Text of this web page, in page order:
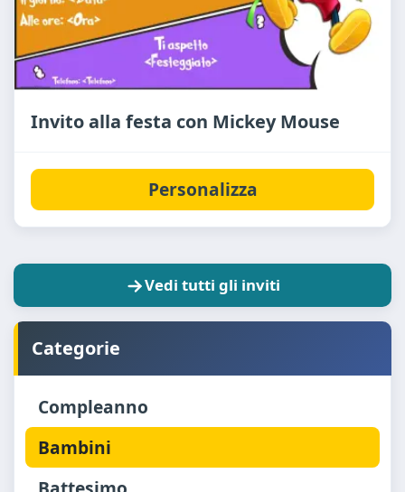
Invito alla festa con Mickey Mouse
Personalizza
Vedi tutti gli inviti
Categorie
Compleanno
Bambini